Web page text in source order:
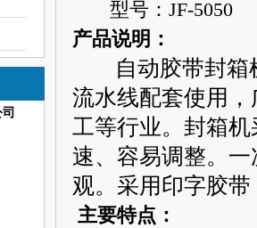
型号：JF-5050
产品说明：
自动胶带封箱机
流水线配套使用
工等行业。封箱
速、容易调整。
观。采用印字胶
主要特点：